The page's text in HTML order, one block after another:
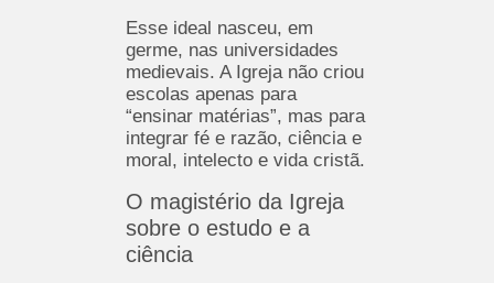
Esse ideal nasceu, em
germe, nas universidades
medievais. A Igreja não criou
escolas apenas para
“ensinar matérias”, mas para
integrar fé e razão, ciência e
moral, intelecto e vida cristã.
O magistério da Igreja
sobre o estudo e a
ciência